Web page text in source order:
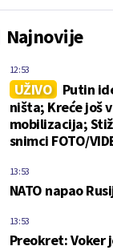
Najnovije
UŽIVO
Putin
ništa; Kreće još
mobilizacija;
snimci FOTO/
12:53
NATO napao
13:53
Preokret: Voker
13:53